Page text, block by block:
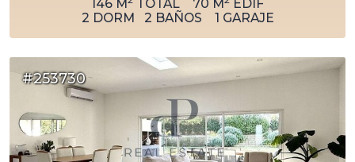
146 M TOTAL 70 M
EDIF
2 DORM 2 BAÑOS 1 GARAJE
#253730